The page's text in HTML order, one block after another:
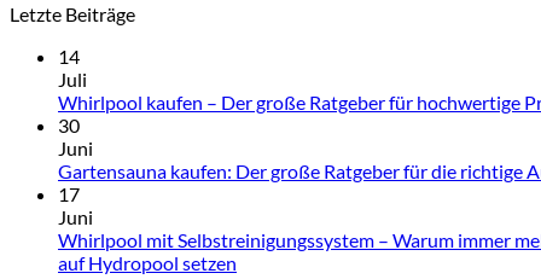
Letzte Beiträge
14
Juli
Whirlpool kaufen – Der große Ratgeber für hochwertige
30
Juni
Gartensauna kaufen: Der große Ratgeber für die richtige
17
Juni
Whirlpool mit Selbstreinigungssystem – Warum immer
auf Hydropool setzen